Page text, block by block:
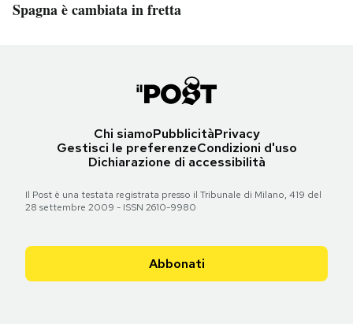
Spagna è cambiata in fretta
Chi siamoPubblicitàPrivacy
Gestisci le preferenzeCondizioni d'uso
Dichiarazione di accessibilità
Il Post è una testata registrata presso il Tribunale di Milano, 419 del
28 settembre 2009 - ISSN 2610-9980
Abbonati